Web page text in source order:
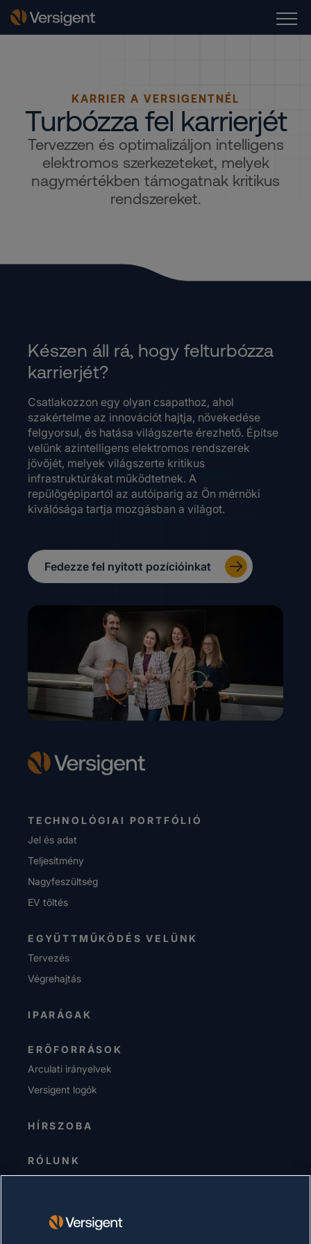
KARRIER A VERSIGENTNÉL
Turbózza fel karrierjét
Tervezzen és optimalizáljon intelligens
elektromos szerkezeteket, melyek
nagymértékben támogatnak kritikus
rendszereket.
Készen áll rá, hogy felturbózza
karrierjét?
Csatlakozzon egy olyan csapathoz, ahol
szakértelme az innovációt hajtja, növekedése
felgyorsul, és hatása világszerte érezhető. Építse
velünk azintelligens elektromos rendszerek
jövőjét, melyek világszerte kritikus
infrastruktúrákat működtetnek. A
repülőgépipartól az autóiparig az Ön mérnöki
kiválósága tartja mozgásban a világot.
Fedezze fel nyitott pozícióinkat
TECHNOLÓGIAI PORTFÓLIÓ
Jel és adat
Teljesítmény
Nagyfeszültség
EV töltés
EGYÜTTMŰKÖDÉS VELÜNK
Tervezés
Végrehajtás
IPARÁGAK
ERŐFORRÁSOK
Arculati irányelvek
Versigent logók
HÍRSZOBA
RÓLUNK
Senior Vezetőség
Beszállítók